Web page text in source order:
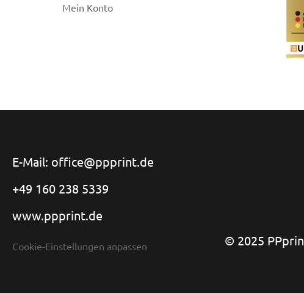
Mein Konto
E-Mail: office@ppprint.de
+49 160 238 5339
www.ppprint.de
Cookie-Einstellungen anpassen © 2025